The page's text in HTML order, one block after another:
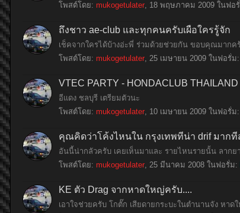
โพสต์โดย: mukogetulater, 18 พฤษภาคม 2009 ในฟอ
ถึงชาว ae-club และทุกคนครับเผื่อใครรู้จัก
เช็คจากใครได้บ้างอ่ะพี่ ร่วมด้วยช่วยกัน ขอบคุณมากค
โพสต์โดย: mukogetulater, 25 เมษายน 2009 ในฟอรั่ม:
VTEC PARTY - HONDACLUB THAILAND
อีแดง ชลบุรี เตรียมตัวนะ
โพสต์โดย: mukogetulater, 10 เมษายน 2009 ในฟอรั่ม:
คุณคิดว่าโค้งไหนใน กรุงเทพที่น่า drif มาก
อันนี้น่ากลัวครับ เคยเห็นมาและ รายไหนรายนั้น ลากย
โพสต์โดย: mukogetulater, 25 มีนาคม 2008 ในฟอรั่ม:
KE ตัว Drag จากหาดใหญ่ครับ....
เอาใจช่วยครับ โกตั๊ก เสียดายกระบะในตำนานจัง หา